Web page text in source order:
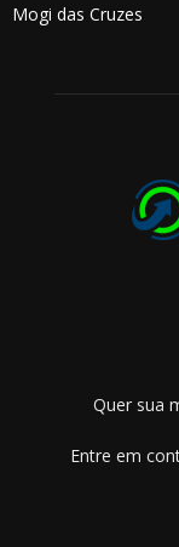
Mogi das Cruzes
Quer sua
Entre em